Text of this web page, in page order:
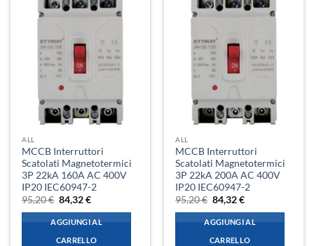
ALL
MCCB Interruttori
Scatolati Magnetotermici
3P 22kA 160A AC 400V
IP20 IEC60947-2
95,20€ Il
prezzo
originale
era:
95,20 €.
84,32€Il
attuale
è:
84,32 €.
AGGIUNGI AL
CARRELLO
ALL
MCCB Interruttori
Scatolati Magnetotermici
3P 22kA 200A AC 400V
IP20 IEC60947-2
95,20€ Il
prezzo
originale
era:
95,20 €.
84,32€Il
attuale
è:
84,32 €.
AGGIUNGI AL
CARRELLO